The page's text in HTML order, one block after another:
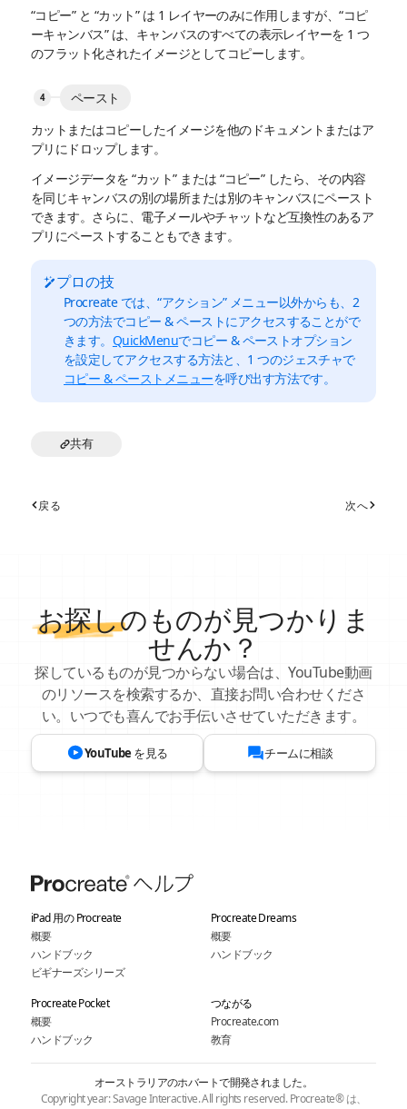
“コピー” と “カット” は 1 レイヤーのみに作用しますが、“コピ
ーキャンバス” は、キャンバスのすべての表示レイヤーを 1 つ
のフラット化されたイメージとしてコピーします。
ペースト
カットまたはコピーしたイメージを他のドキュメントまたはア
プリにドロップします。
イメージデータを “カット” または “コピー” したら、その内容
を同じキャンバスの別の場所または別のキャンバスにペースト
できます。さらに、電子メールやチャットなど互換性のあるア
プリにペーストすることもできます。
プロの技
Procreate では、“アクション” メニュー以外からも、2
つの方法でコピー & ペーストにアクセスすることがで
きます。 QuickMenuでコピー & ペーストオプション
を設定してアクセスする方法と、1 つのジェスチャで
コピー & ペーストメニューを呼び出す方法です。
共有
戻る 次へ
お探しのものが見つかりま
せんか？
探しているものが見つからない場合は、YouTube動画
のリソースを検索するか、直接お問い合わせくださ
い。いつでも喜んでお手伝いさせていただきます。
YouTube を見る チームに相談
iPad 用の Procreate
概要
ハンドブック
ビギナーズシリーズ
Procreate Dreams
概要
ハンドブック
Procreate Pocket
概要
ハンドブック
つながる
Procreate.com
教育
オーストラリアのホバートで開発されました。
Copyright year: Savage Interactive. All rights reserved. Procreate® は、